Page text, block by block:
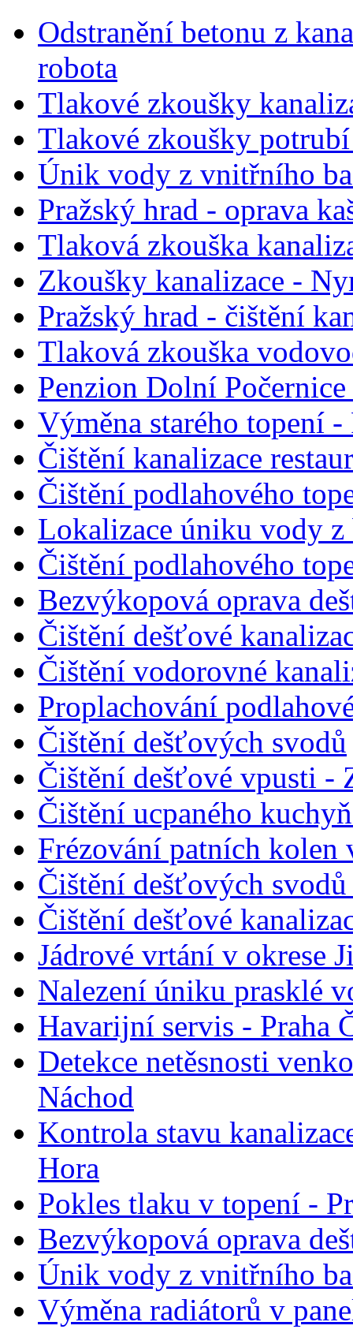
Odstranění betonu z
robota
Tlakové zkoušky
Tlakové zkoušky
Únik vody z vnitřního
Pražský hrad - oprava
Tlaková zkouška
Zkoušky kanalizace -
Pražský hrad - čištění
Tlaková zkouška
Penzion Dolní
Výměna starého topení -
Čištění kanalizace
Čištění podlahového
Lokalizace úniku vody z
Čištění podlahového
Bezvýkopová oprava
Čištění dešťové
Čištění vodorovné
Proplachování
Čištění dešťových svodů
Čištění dešťové vpusti -
Čištění ucpaného
Frézování patních kolen
Čištění dešťových
Čištění dešťové
Jádrové vrtání v okrese
Nalezení úniku prasklé
Havarijní servis - Praha
Detekce netěsnosti
Náchod
Kontrola stavu
Hora
Pokles tlaku v topení -
Bezvýkopová oprava
Únik vody z vnitřního
Výměna radiátorů v